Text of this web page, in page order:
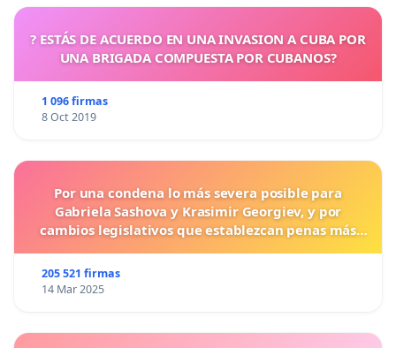
? ESTÁS DE ACUERDO EN UNA INVASION A CUBA POR
UNA BRIGADA COMPUESTA POR CUBANOS?
1 096 firmas
8 Oct 2019
Por una condena lo más severa posible para
Gabriela Sashova y Krasimir Georgiev, y por
cambios legislativos que establezcan penas más
205 521 firmas
14 Mar 2025